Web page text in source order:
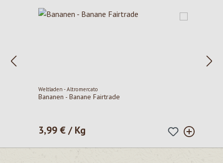
Weltladen - Altromercato
Bananen - Banane Fairtrade
Regulärer Preis:
3,99 € / Kg